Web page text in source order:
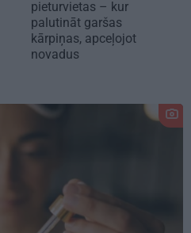
pieturvietas – kur
palutināt garšas
kārpiņas, apceļojot
novadus